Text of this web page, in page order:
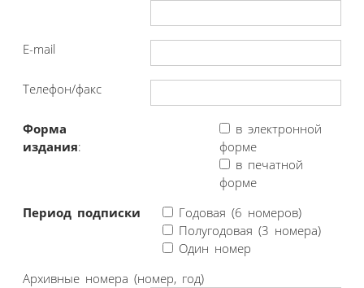
E-mail
Телефон/факс
Форма
издания:
в электронной
форме
в печатной
форме
Период подписки
Годовая (6 номеров)
Полугодовая (3 номера)
Один номер
Архивные номера (номер, год)